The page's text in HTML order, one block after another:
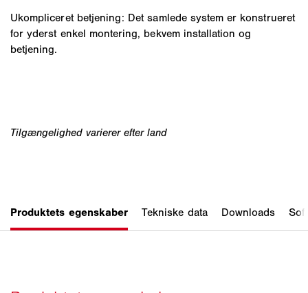
Ukompliceret betjening: Det samlede system er konstrueret
for yderst enkel montering, bekvem installation og
betjening.